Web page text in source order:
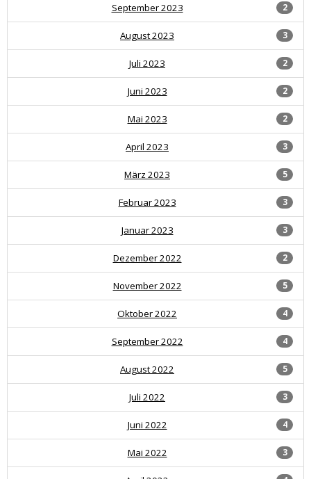
2
September 2023
3
August 2023
2
Juli 2023
2
Juni 2023
2
Mai 2023
3
April 2023
5
März 2023
3
Februar 2023
3
Januar 2023
2
Dezember 2022
5
November 2022
4
Oktober 2022
4
September 2022
5
August 2022
3
Juli 2022
4
Juni 2022
3
Mai 2022